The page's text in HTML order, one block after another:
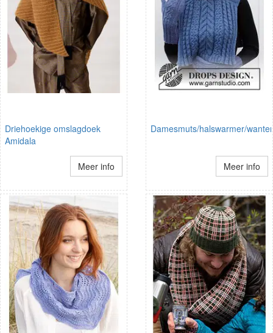
Driehoekige omslagdoek
Amidala
Meer info
Damesmuts/halswarmer/
Meer info